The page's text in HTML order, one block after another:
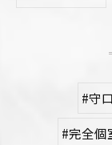
#守
#完全個